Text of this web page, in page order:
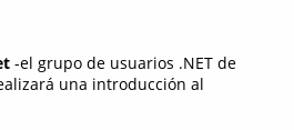
-el grupo de usuarios .NET de
una introducción al